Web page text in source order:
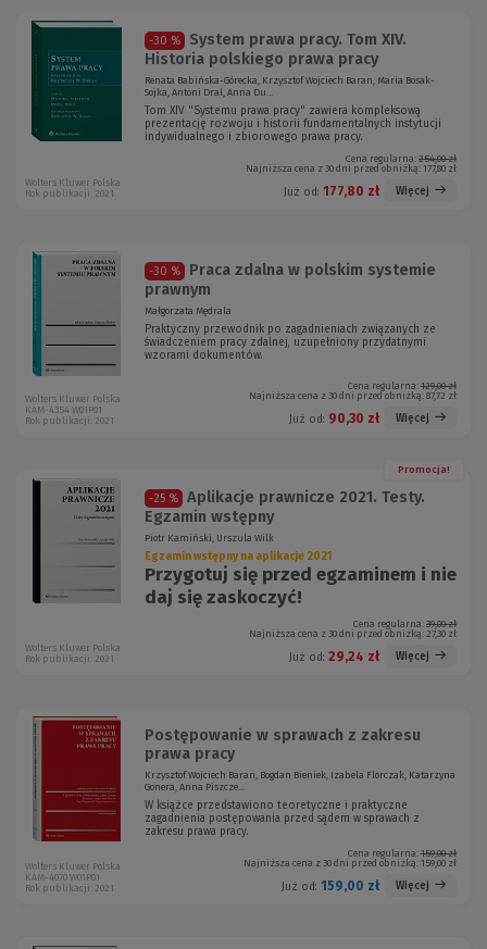
-30 %
System prawa pracy. Tom XIV.
Historia polskiego prawa pracy
Renata Babińska-Górecka, Krzysztof Wojciech Baran, Maria Bosak-
Sojka, Antoni Dral, Anna Du...
Tom XIV "Systemu prawa pracy" zawiera kompleksową
prezentację rozwoju i historii fundamentalnych instytucji
indywidualnego i zbiorowego prawa pracy.
Cena regularna: 254,00 zł
Najniższa cena z 30 dni przed obniżką: 177,80 zł
Już od: 177,80 zł Więcej
Wolters Kluwer Polska
Rok publikacji: 2021
-30 %
Praca zdalna w polskim systemie
prawnym
Małgorzata Mędrala
Praktyczny przewodnik po zagadnieniach związanych ze
świadczeniem pracy zdalnej, uzupełniony przydatnymi
wzorami dokumentów.
Cena regularna: 129,00 zł
Najniższa cena z 30 dni przed obniżką: 87,72 zł
Już od: 90,30 zł Więcej
Wolters Kluwer Polska
KAM-4354 W01P01
Rok publikacji: 2021
Promocja!
-25 %
Aplikacje prawnicze 2021. Testy.
Egzamin wstępny
Piotr Kamiński, Urszula Wilk
Egzamin wstępny na aplikacje 2021
Przygotuj się przed egzaminem i nie
daj się zaskoczyć!
Cena regularna: 39,00 zł
Najniższa cena z 30 dni przed obniżką: 27,30 zł
Już od: 29,24 zł Więcej
Wolters Kluwer Polska
Rok publikacji: 2021
Postępowanie w sprawach z zakresu
prawa pracy
Krzysztof Wojciech Baran, Bogdan Bieniek, Izabela Florczak, Katarzyna
Gonera, Anna Piszcze...
W książce przedstawiono teoretyczne i praktyczne
zagadnienia postępowania przed sądem w sprawach z
zakresu prawa pracy.
Cena regularna: 159,00 zł
Najniższa cena z 30 dni przed obniżką: 159,00 zł
Już od: 159,00 zł Więcej
Wolters Kluwer Polska
KAM-4070 W01P01
Rok publikacji: 2021